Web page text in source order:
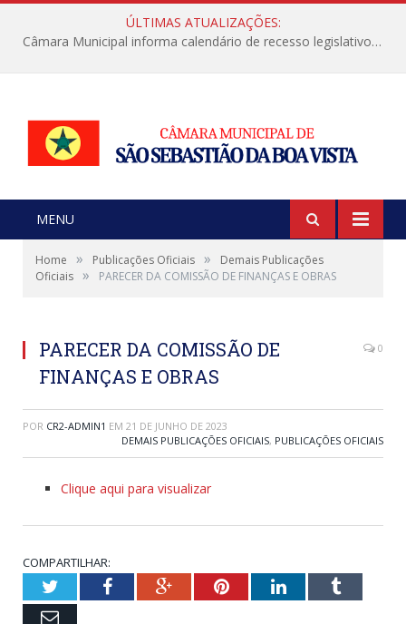
ÚLTIMAS ATUALIZAÇÕES:
Câmara Municipal informa calendário de recesso legislativo de julho
MENU
Home » Publicações Oficiais »
Demais Publicações
Oficiais » PARECER DA COMISSÃO DE FINANÇAS E OBRAS
PARECER DA COMISSÃO DE
FINANÇAS E OBRAS
0
POR CR2-ADMIN1 EM 21 DE JUNHO DE 2023
DEMAIS PUBLICAÇÕES OFICIAIS, PUBLICAÇÕES OFICIAIS
Clique aqui para visualizar
COMPARTILHAR:
TwitterFacebookGoogle+PinterestLinkedInTumblr
Email